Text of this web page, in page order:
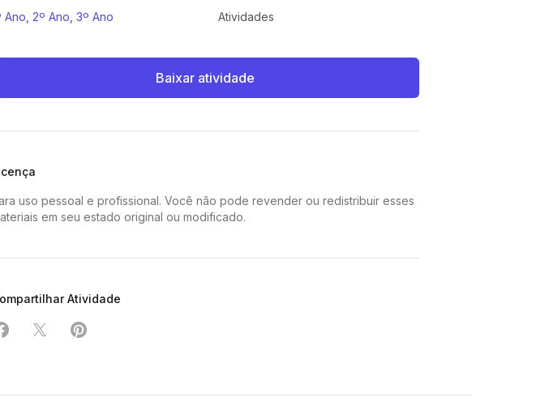
Ano 2º Ano 3º Ano
Atividades
Baixar atividade
uso pessoal e profissional. Você não pode revender ou redistribuir esses
em seu estado original ou modificado.
Atividade
Compartilhar em Facebook
Compartilhar em X
Compartilhar em Pinterest